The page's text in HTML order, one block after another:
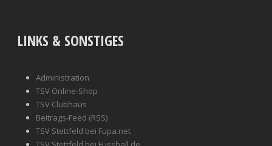
LINKS & SONSTIGES
Administration
TSV Online-Shop
TSV Clubhaus
Beitrags-Feed (RSS)
TSV Stettfeld bei Fupa.net